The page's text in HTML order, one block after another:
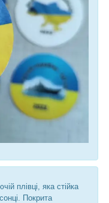
плівці, яка стійка
Покрита